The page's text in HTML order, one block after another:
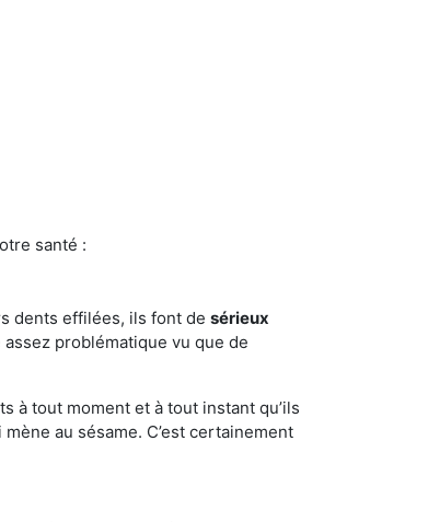
santé :
dents effilées, ils font de sérieux
problématique vu que de
à tout moment et à tout instant qu’ils
au sésame. C’est certainement